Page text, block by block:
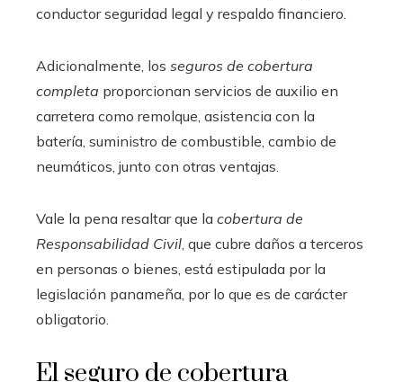
conductor seguridad legal y respaldo financiero.
Adicionalmente, los seguros de cobertura
completa proporcionan servicios de auxilio en
carretera como remolque, asistencia con la
batería, suministro de combustible, cambio de
neumáticos, junto con otras ventajas.
Vale la pena resaltar que la cobertura de
Responsabilidad Civil , que cubre daños a terceros
en personas o bienes, está estipulada por la
legislación panameña, por lo que es de carácter
obligatorio.
El seguro de cobertura